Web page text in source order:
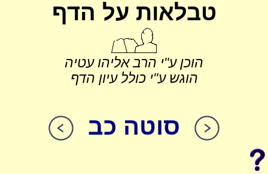
טבלאות על הדף
הוכן ע"י הרב אליהו עטיה
הוגש ע"י כולל עיון הדף
סוטה כב